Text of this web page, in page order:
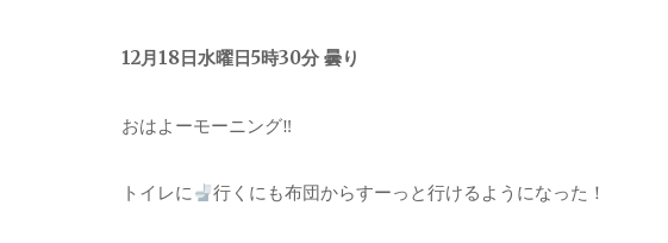
12月18日水曜日5時30分 曇り
おはよーモーニング‼︎
トイレに 行くにも布団からすーっと行けるようになった！